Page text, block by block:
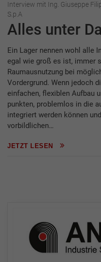
Interview mit Ing. Giuseppe
S.p.A
Alles unter
Ein Lager nennen wohl alle
egal wie groß es ist, immer
Raumausnutzung bei
Vordergrund. Wenn jedoch
einfachen, flexiblen Aufbau
punkten, problemlos in die
integriert werden können
vorbildlichen…
JETZT LESEN